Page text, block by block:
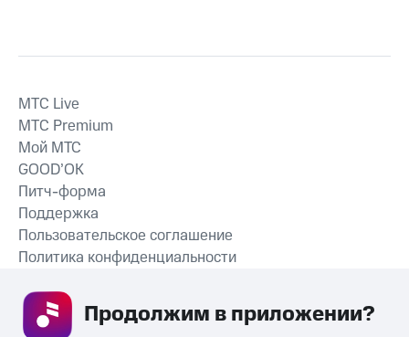
СКАЧАТЬ ПРИЛОЖЕНИЕ
MTС Live
MTС Premium
Мой МТС
GOOD’OK
Питч-форма
Поддержка
Пользовательское соглашение
Политика конфиденциальности